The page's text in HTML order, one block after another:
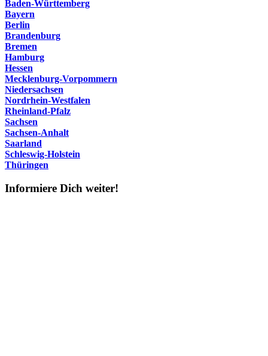
Baden-Württemberg
Bayern
Berlin
Brandenburg
Bremen
Hamburg
Hessen
Mecklenburg-Vorpommern
Niedersachsen
Nordrhein-Westfalen
Rheinland-Pfalz
Sachsen
Sachsen-Anhalt
Saarland
Schleswig-Holstein
Thüringen
Informiere Dich weiter!